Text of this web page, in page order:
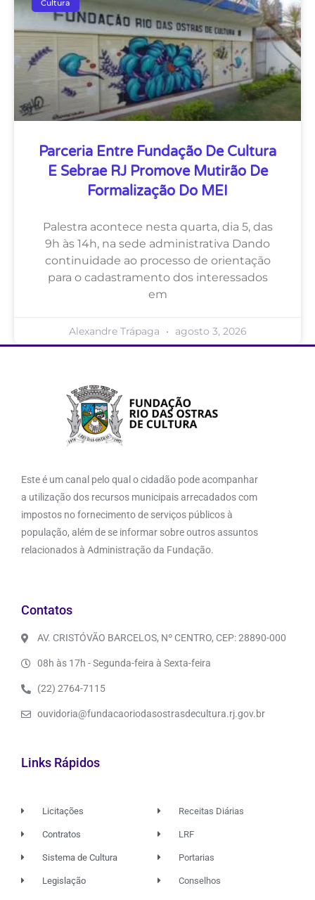
Cultura
Parceria Entre Fundação De Cultura
E Sebrae RJ Promove Mutirão De
Formalização Do MEI
Palestra acontece nesta quarta, dia 5, das
9h às 14h, na sede administrativa Dando
continuidade ao processo de orientação
para o cadastramento dos interessados
em
Alexandre Trápaga agosto 3, 2026
Este é um canal pelo qual o cidadão pode acompanhar
a utilização dos recursos municipais arrecadados com
impostos no fornecimento de serviços públicos à
população, além de se informar sobre outros assuntos
relacionados à Administração da Fundação.
Contatos
AV. CRISTÓVÃO BARCELOS, Nº CENTRO, CEP: 28890-000
08h às 17h - Segunda-feira à Sexta-feira
(22) 2764-7115
ouvidoria@fundacaoriodasostrasdecultura.rj.gov.br
Links Rápidos
Licitações
Contratos
Sistema de Cultura
Legislação
Receitas Diárias
LRF
Portarias
Conselhos